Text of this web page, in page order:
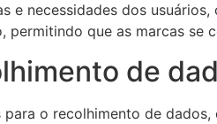
e necessidades dos
permitindo que as marcas se
de
o recolhimento de